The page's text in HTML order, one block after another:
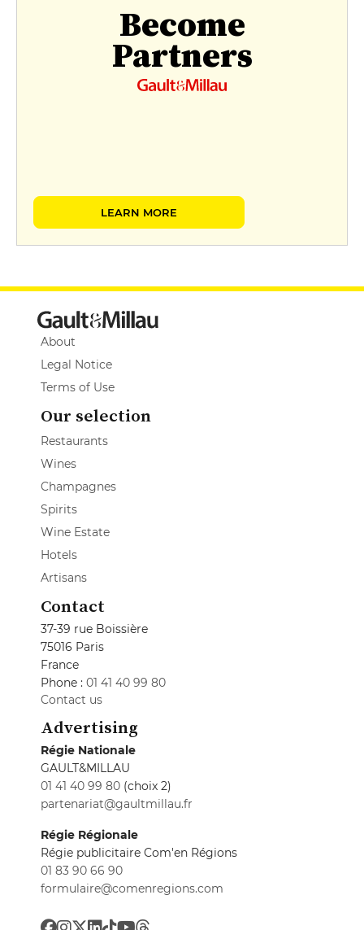
Become
Partners
LEARN MORE
About
Legal Notice
Terms of Use
Our selection
Restaurants
Wines
Champagnes
Spirits
Wine Estate
Hotels
Artisans
Contact
37-39 rue Boissière
75016 Paris
France
Phone : 01 41 40 99 80
Contact us
Advertising
Régie Nationale
GAULT&MILLAU
01 41 40 99 80 (choix 2)
partenariat@gaultmillau.fr
Régie Régionale
Régie publicitaire Com'en Régions
01 83 90 66 90
formulaire@comenregions.com